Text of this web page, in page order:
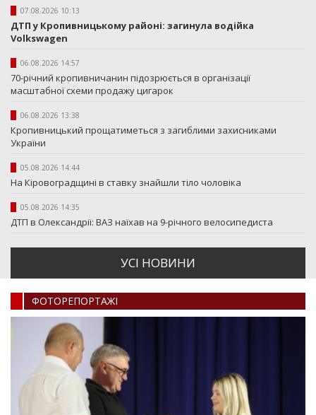
07.08.2026 10:13
ДТП у Кропивницькому районі: загинула водійка
Volkswagen
06.08.2026 14:57
70-річний кропивничанин підозрюється в організації
масштабної схеми продажу цигарок
06.08.2026 13:38
Кропивницький прощатиметься з загиблими захисниками
України
05.08.2026 14:44
На Кіровоградщині в ставку знайшли тіло чоловіка
05.08.2026 14:35
ДТП в Олександрії: ВАЗ наїхав на 9-річного велосипедиста
УСI НОВИНИ
ФОТОРЕПОРТАЖI